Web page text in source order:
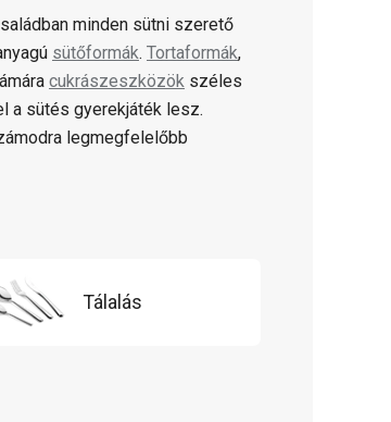
minden sütni szerető
sütőformák. Tortaformák,
cukrászeszközök széles
a sütés gyerekjáték lesz.
legmegfelelőbb
Tálalás